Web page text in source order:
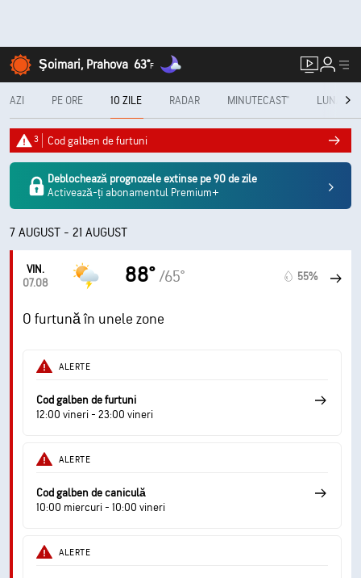
Şoimari, Prahova 63°F
AZI PE ORE 10 ZILE RADAR MINUTECAST® LUNAR
3 Cod galben de furtuni
Deblochează prognozele extinse pe 90 de zile
Activează-ți abonamentul Premium+
7 AUGUST - 21 AUGUST
VIN.
07.08
88° /65° 55%
O furtună în unele zone
ALERTE
Cod galben de furtuni
12:00 vineri - 23:00 vineri
ALERTE
Cod galben de caniculă
10:00 miercuri - 10:00 vineri
ALERTE